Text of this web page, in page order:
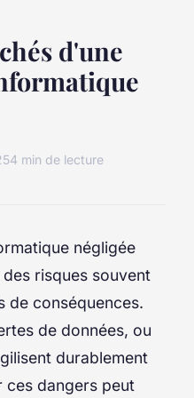
d'une
4 min de lecture
négligée
risques souvent
de conséquences.
de données, ou
durablement
ces dangers peut